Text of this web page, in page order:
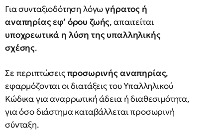
Για συνταξιοδότηση λόγωγήρατος ή
αναπηρίας εφ’ όρου ζωής, απαιτείται
υποχρεωτικά η λύση της υπαλληλικής
σχέσης.
Σε περιπτώσειςπροσωρινής αναπηρίας,
εφαρμόζονται οι διατάξεις του Υπαλληλικού
Κώδικα για αναρρωτική άδεια ή διαθεσιμότητα,
για όσο διάστημα καταβάλλεται προσωρινή
σύνταξη.